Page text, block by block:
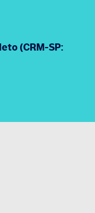
(CRM-SP: